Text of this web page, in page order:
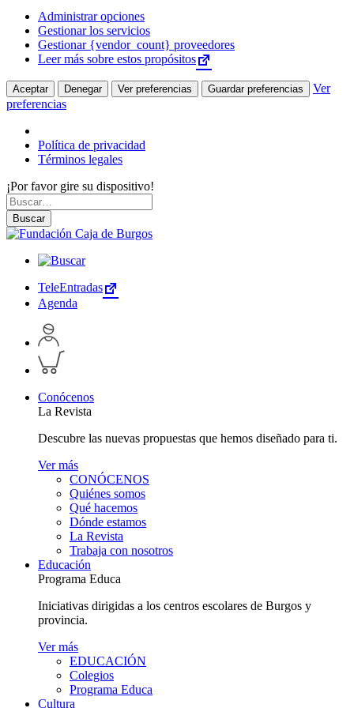
Administrar opciones
Gestionar los servicios
Gestionar {vendor_count} proveedores
Leer más sobre estos propósitos
Aceptar Denegar Ver preferencias Guardar preferencias
Ver
preferencias
Política de privacidad
Términos legales
¡Por favor gire su dispositivo!
Skip
to
content
Buscar
por:Buscar
TeleEntradas
Agenda
Acceder
a
perfil
personal
Inspeccionar
carrito
Conócenos
La Revista
Descubre las nuevas propuestas que hemos diseñado para ti.
Ver más
CONÓCENOS
Quiénes somos
Qué hacemos
Dónde estamos
La Revista
Trabaja con nosotros
Educación
Programa Educa
Iniciativas dirigidas a los centros escolares de Burgos y
provincia.
Ver más
EDUCACIÓN
Colegios
Programa Educa
Cultura